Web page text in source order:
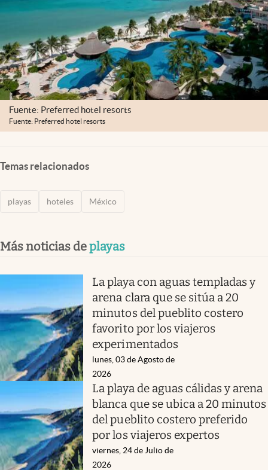
México
Fuente: Preferred hotel resorts
Fuente: Preferred hotel resorts
Temas relacionados
playas hoteles México
Más noticias deplayas
La playa con aguas templadas y
arena clara que se sitúa a 20
minutos del pueblito costero
favorito por los viajeros
experimentados
lunes, 03 de Agosto de
2026
La playa de aguas cálidas y arena
blanca que se ubica a 20 minutos
del pueblito costero preferido
por los viajeros expertos
viernes, 24 de Julio de
2026